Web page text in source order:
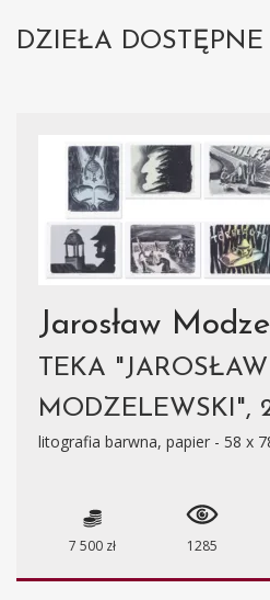
DZIEŁA
Jarosław
TEKA "JAROSŁAW
MODZELEWSKI",
litografia barwna, papier - 58 x
7 500 zł 1285